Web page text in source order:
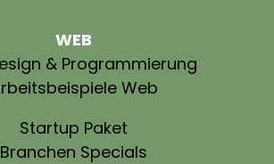
WEB
& Programmierung
Web
Startup Paket
Branchen Specials